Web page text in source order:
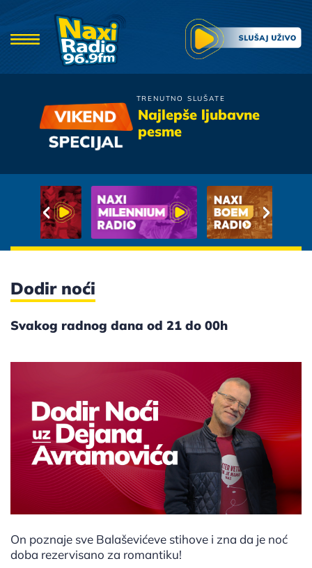
TRENUTNO SLUŠATE
Najlepše ljubavne
pesme
Valentino
Samo Sklopi Okice
Dodir noći
Svakog radnog dana od 21 do 00h
On poznaje sve Balaševićeve stihove i zna da je noć
doba rezervisano za romantiku!